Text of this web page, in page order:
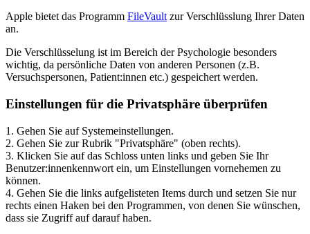
Apple bietet das Programm FileVault zur Verschlüsslung Ihrer Daten
an.
Die Verschlüsselung ist im Bereich der Psychologie besonders
wichtig, da persönliche Daten von anderen Personen (z.B.
Versuchspersonen, Patient:innen etc.) gespeichert werden.
Einstellungen für die Privatsphäre überprüfen
1. Gehen Sie auf Systemeinstellungen.
2. Gehen Sie zur Rubrik "Privatsphäre" (oben rechts).
3. Klicken Sie auf das Schloss unten links und geben Sie Ihr
Benutzer:innenkennwort ein, um Einstellungen vornehemen zu
können.
4. Gehen Sie die links aufgelisteten Items durch und setzen Sie nur
rechts einen Haken bei den Programmen, von denen Sie wünschen,
dass sie Zugriff auf darauf haben.